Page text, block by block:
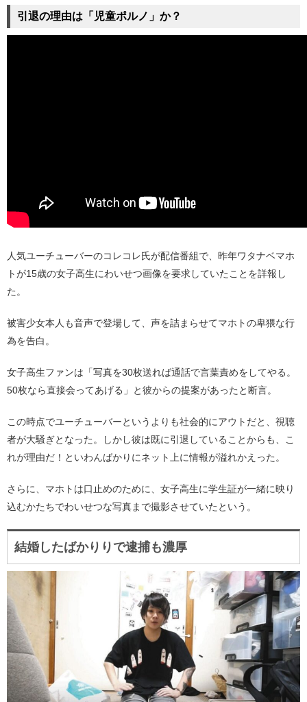
引退の理由は「児童ポルノ」か？
人気ユーチューバーのコレコレ氏が配信番組で、昨年ワタナベマホ
トが15歳の女子高生にわいせつ画像を要求していたことを詳報し
た。
被害少女本人も音声で登場して、声を詰まらせてマホトの卑猥な行
為を告白。
女子高生ファンは「写真を30枚送れば通話で言葉責めをしてやる。
50枚なら直接会ってあげる」と彼からの提案があったと断言。
この時点でユーチューバーというよりも社会的にアウトだと、視聴
者が大騒ぎとなった。しかし彼は既に引退していることからも、こ
れが理由だ！といわんばかりにネット上に情報が溢れかえった。
さらに、マホトは口止めのために、女子高生に学生証が一緒に映り
込むかたちでわいせつな写真まで撮影させていたという。
結婚したばかりりで逮捕も濃厚